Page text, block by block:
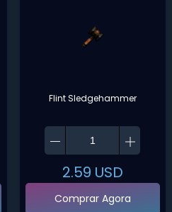
Flint Sledgehammer
2.59 USD
Comprar Agora